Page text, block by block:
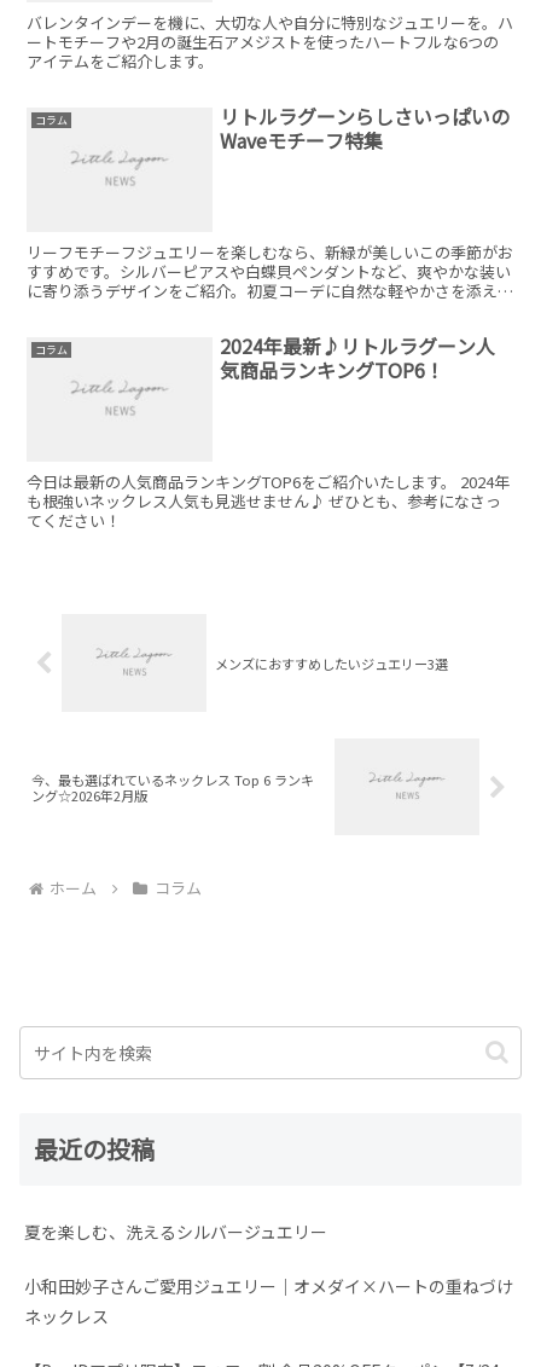
バレンタインデーを機に、大切な人や自分に特別なジュエリーを。ハ
ートモチーフや2月の誕生石アメジストを使ったハートフルな6つの
アイテムをご紹介します。
コラム
リトルラグーンらしさいっぱいの
Waveモチーフ特集
リーフモチーフジュエリーを楽しむなら、新緑が美しいこの季節がお
すすめです。シルバーピアスや白蝶貝ペンダントなど、爽やかな装い
に寄り添うデザインをご紹介。初夏コーデに自然な軽やかさを添えて
コラム
2024年最新♪リトルラグーン人
気商品ランキングTOP6！
今日は最新の人気商品ランキングTOP6をご紹介いたします。 2024年
も根強いネックレス人気も見逃せません♪ ぜひとも、参考になさっ
てください！
メンズにおすすめしたいジュエリー3選
今、最も選ばれているネックレス Top 6 ランキ
ング☆2026年2月版
ホーム コラム
最近の投稿
夏を楽しむ、洗えるシルバージュエリー
小和田妙子さんご愛用ジュエリー｜オメダイ×ハートの重ねづけ
ネックレス